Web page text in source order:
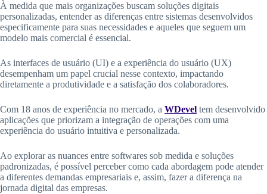
À medida que mais organizações buscam soluções digitais
personalizadas, entender as diferenças entre sistemas desenvolvidos
especificamente para suas necessidades e aqueles que seguem um
modelo mais comercial é essencial.
As interfaces de usuário (UI) e a experiência do usuário (UX)
desempenham um papel crucial nesse contexto, impactando
diretamente a produtividade e a satisfação dos colaboradores.
Com 18 anos de experiência no mercado, a WDevel tem desenvolvido
aplicações que priorizam a integração de operações com uma
experiência do usuário intuitiva e personalizada.
Ao explorar as nuances entre softwares sob medida e soluções
padronizadas, é possível perceber como cada abordagem pode atender
a diferentes demandas empresariais e, assim, fazer a diferença na
jornada digital das empresas.